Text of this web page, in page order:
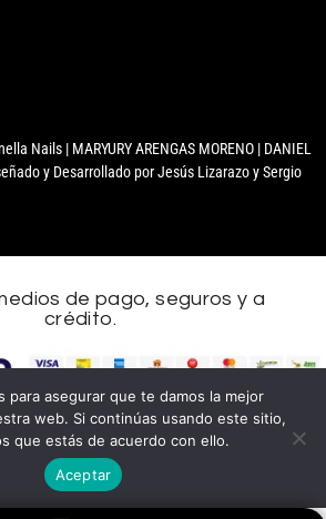
Nails | MARYURY ARENGAS MORENO | DANIEL
y Desarrollado por Jesús Lizarazo y Sergio
de pago, seguros y a
crédito.
para asegurar que te damos la mejor
web. Si continúas usando este sitio,
que estás de acuerdo con ello.
Aceptar